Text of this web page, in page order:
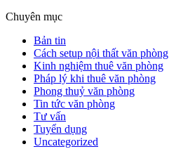
Chuyên mục
Bản tin
Cách setup nội thất văn phòng
Kinh nghiệm thuê văn phòng
Pháp lý khi thuê văn phòng
Phong thuỷ văn phòng
Tin tức văn phòng
Tư vấn
Tuyển dụng
Uncategorized